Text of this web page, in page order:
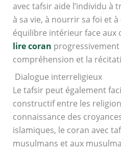
avec tafsir aide l’individu à
à sa vie, à nourrir sa foi et
équilibre intérieur face aux
lire coran
compréhension et la
Dialogue interreligieux
Le tafsir peut également
constructif entre les
connaissance des
islamiques, le coran avec
musulmans et aux